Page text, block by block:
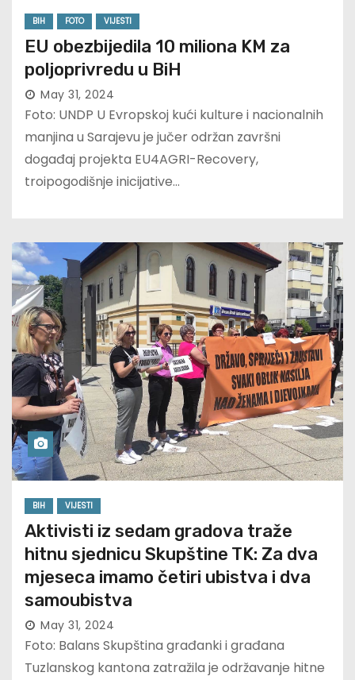
BIH FOTO VIJESTI
EU obezbijedila 10 miliona KM za
poljoprivredu u BiH
May 31, 2024
Foto: UNDP U Evropskoj kući kulture i nacionalnih
manjina u Sarajevu je jučer održan završni
događaj projekta EU4AGRI-Recovery,
troipogodišnje inicijative…
BIH VIJESTI
Aktivisti iz sedam gradova traže
hitnu sjednicu Skupštine TK: Za dva
mjeseca imamo četiri ubistva i dva
samoubistva
May 31, 2024
Foto: Balans Skupština građanki i građana
Tuzlanskog kantona zatražila je održavanje hitne